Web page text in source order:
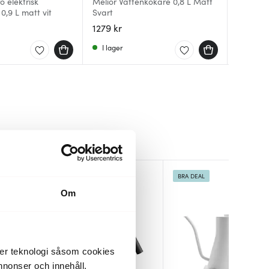
Om
teknologi såsom cookies
och innehåll,
L matt vit
Svart
1279 kr
I lager
BRA DEAL